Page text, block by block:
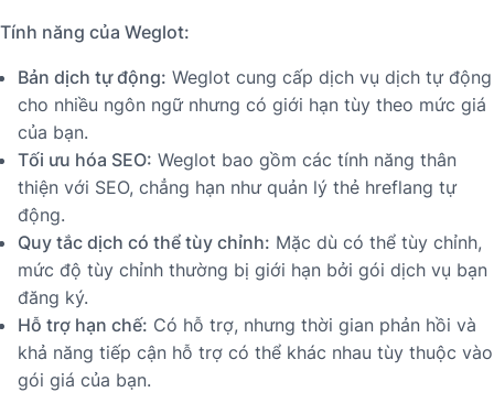
Tính năng của Weglot:
Bản dịch tự động: Weglot cung cấp dịch vụ dịch tự động
cho nhiều ngôn ngữ nhưng có giới hạn tùy theo mức giá
của bạn.
Tối ưu hóa SEO: Weglot bao gồm các tính năng thân
thiện với SEO, chẳng hạn như quản lý thẻ hreflang tự
động.
Quy tắc dịch có thể tùy chỉnh: Mặc dù có thể tùy chỉnh,
mức độ tùy chỉnh thường bị giới hạn bởi gói dịch vụ bạn
đăng ký.
Hỗ trợ hạn chế: Có hỗ trợ, nhưng thời gian phản hồi và
khả năng tiếp cận hỗ trợ có thể khác nhau tùy thuộc vào
gói giá của bạn.